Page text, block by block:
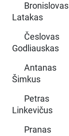
Bronislovas
Latakas
Česlovas
Godliauskas
Antanas
Šimkus
Petras
Linkevičus
Pranas